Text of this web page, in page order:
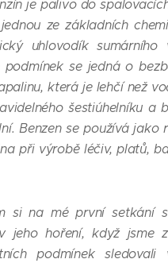
je palivo do
ze základních
uhlovodík sumárního
podmínek se jedná o
která je lehčí než
šestiúhelníku a
Benzen se používá jako
při výrobě léčiv, platů,
si na mé první setkání
jeho hoření, když jsme
podmínek